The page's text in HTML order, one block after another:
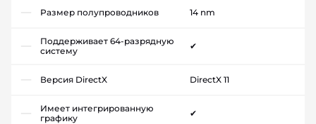
Размер полупроводников 14 nm
Поддерживает 64-разрядную
систему
✔
Версия DirectX DirectX 11
Имеет интегрированную
графику
✔